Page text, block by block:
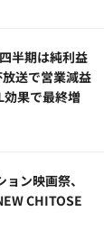
半期は純利益
送で営業減益
効果で最終増
ン映画祭、
CHITOSE